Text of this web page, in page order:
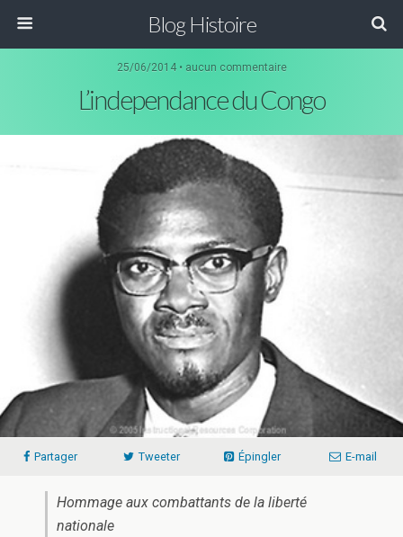
Blog Histoire
25/06/2014 • aucun commentaire
L’independance du Congo
Partager Tweeter Épingler E-mail
Hommage aux combattants de la liberté
nationale